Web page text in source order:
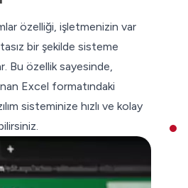
özelliği, işletmenizin var
bir şekilde sisteme
Bu özellik sayesinde,
Excel formatındaki
sisteminize hızlı ve kolay